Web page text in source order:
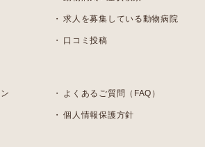
求人を募集している動物病院
口コミ投稿
よくあるご質問（FAQ）
個人情報保護方針